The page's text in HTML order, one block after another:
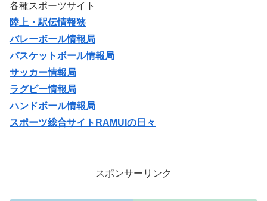
各種スポーツサイト
陸上・駅伝情報狭
バレーボール情報局
バスケットボール情報局
サッカー情報局
ラグビー情報局
ハンドボール情報局
スポーツ総合サイトRAMUIの日々
スポンサーリンク